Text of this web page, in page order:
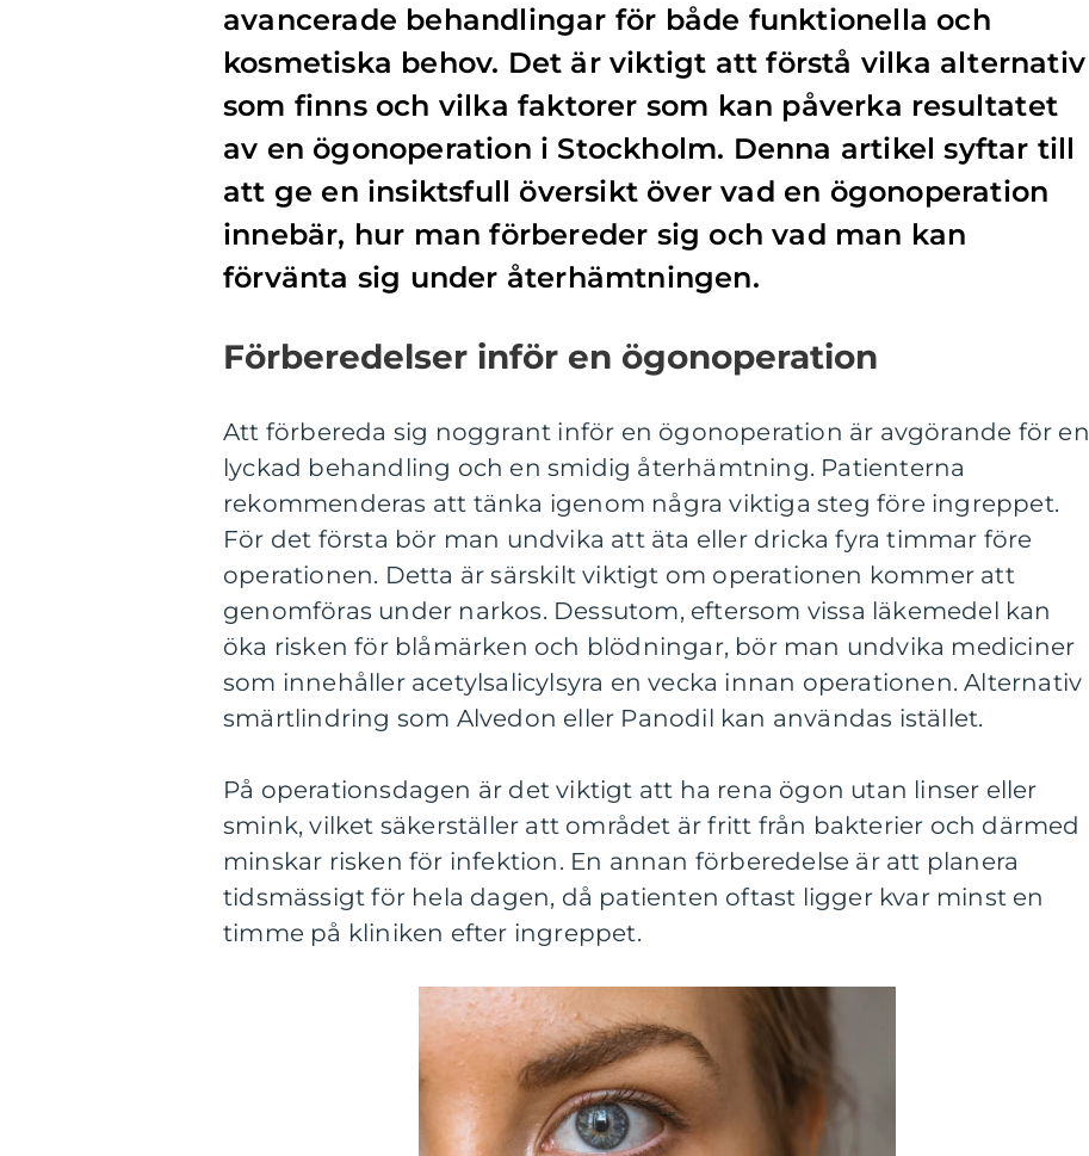
avancerade behandlingar för både funktionella och
kosmetiska behov. Det är viktigt att förstå vilka alternativ
som finns och vilka faktorer som kan påverka resultatet
av en ögonoperation i Stockholm. Denna artikel syftar till
att ge en insiktsfull översikt över vad en ögonoperation
innebär, hur man förbereder sig och vad man kan
förvänta sig under återhämtningen.
Förberedelser inför en ögonoperation
Att förbereda sig noggrant inför en ögonoperation är avgörande för en
lyckad behandling och en smidig återhämtning. Patienterna
rekommenderas att tänka igenom några viktiga steg före ingreppet.
För det första bör man undvika att äta eller dricka fyra timmar före
operationen. Detta är särskilt viktigt om operationen kommer att
genomföras under narkos. Dessutom, eftersom vissa läkemedel kan
öka risken för blåmärken och blödningar, bör man undvika mediciner
som innehåller acetylsalicylsyra en vecka innan operationen. Alternativ
smärtlindring som Alvedon eller Panodil kan användas istället.
På operationsdagen är det viktigt att ha rena ögon utan linser eller
smink, vilket säkerställer att området är fritt från bakterier och därmed
minskar risken för infektion. En annan förberedelse är att planera
tidsmässigt för hela dagen, då patienten oftast ligger kvar minst en
timme på kliniken efter ingreppet.